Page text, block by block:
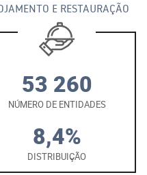
E RESTAURAÇÃO
53 260
NÚMERO DE ENTIDADES
8,4%
DISTRIBUIÇÃO